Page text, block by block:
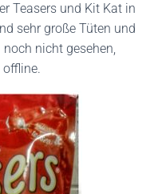
Teasers und Kit Kat in
sehr große Tüten und
nicht gesehen,